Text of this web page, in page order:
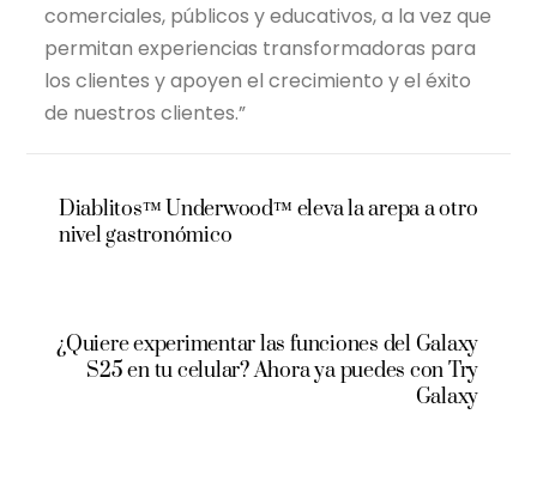
comerciales, públicos y educativos, a la vez que
permitan experiencias transformadoras para
los clientes y apoyen el crecimiento y el éxito
de nuestros clientes.”
Diablitos™ Underwood™ eleva la arepa a otro
nivel gastronómico
¿Quiere experimentar las funciones del Galaxy
S25 en tu celular? Ahora ya puedes con Try
Galaxy